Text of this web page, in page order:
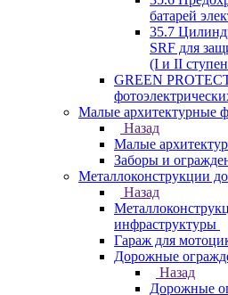
батарей
35.7
SRF для
(I и II
GREEN
Малые архитектурные
Назад
Малые
Заборы и
Металлоконструкции
Назад
инфраструктуры
Гараж для
Дорожные
Назад
Дорожные